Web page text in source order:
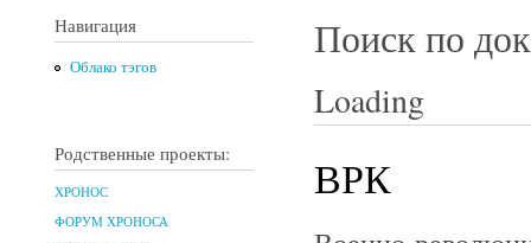
Навигация
Облако тэгов
Родственные проекты:
ХРОНОС
ФОРУМ ХРОНОСА
Поиск по
Loading
ВРК